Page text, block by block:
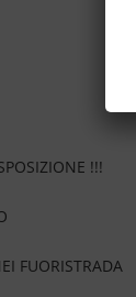
!!!
FUORISTRADA